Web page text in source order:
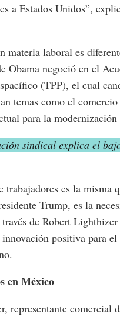
a Estados Unidos”,
materia laboral es
Obama negoció en el
(TPP), el cual
temas como el
para la
sindical explica el
trabajadores es la misma
Trump, es la
de Robert
innovación positiva para
en México
representante comercial